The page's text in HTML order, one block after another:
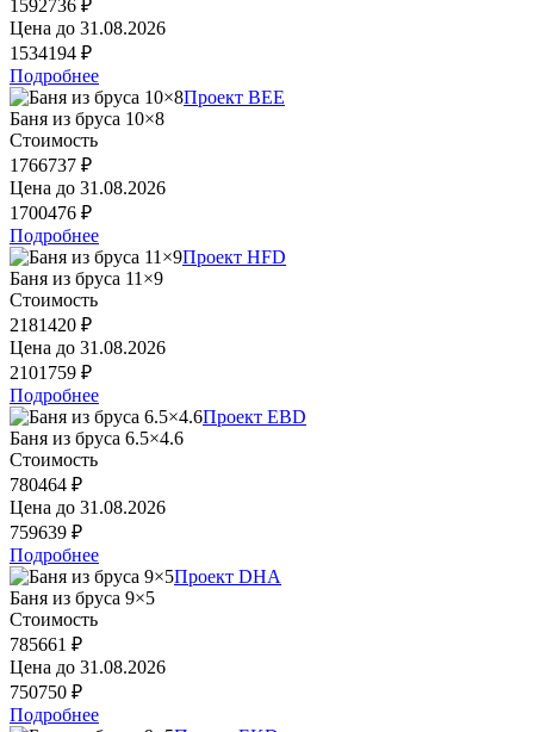
1592736 ₽
Цена до 31.08.2026
1534194 ₽
Подробнее
Проект BEE
Баня из бруса 10×8
Стоимость
1766737 ₽
Цена до 31.08.2026
1700476 ₽
Подробнее
Проект HFD
Баня из бруса 11×9
Стоимость
2181420 ₽
Цена до 31.08.2026
2101759 ₽
Подробнее
Проект EBD
Баня из бруса 6.5×4.6
Стоимость
780464 ₽
Цена до 31.08.2026
759639 ₽
Подробнее
Проект DHA
Баня из бруса 9×5
Стоимость
785661 ₽
Цена до 31.08.2026
750750 ₽
Подробнее